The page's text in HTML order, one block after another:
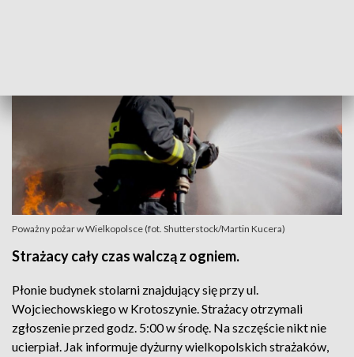
Poważny pożar w Wielkopolsce (fot. Shutterstock/Martin Kucera)
Strażacy cały czas walczą z ogniem.
Płonie budynek stolarni znajdujący się przy ul.
Wojciechowskiego w Krotoszynie. Strażacy otrzymali
zgłoszenie przed godz. 5:00 w środę. Na szczęście nikt nie
ucierpiał. Jak informuje dyżurny wielkopolskich strażaków,